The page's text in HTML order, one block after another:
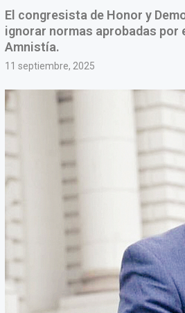
El congresista de Honor y
ignorar normas aprobadas por
Amnistía.
11 septiembre, 2025